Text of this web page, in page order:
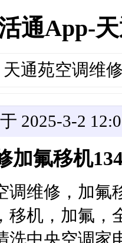
通App-
天通苑空调维
2025-3-2
加氟移机
调维修，加氟
移机，加氟
洗中央空调家